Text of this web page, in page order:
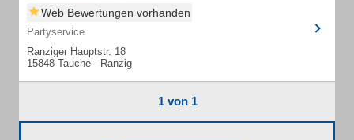
Web Bewertungen vorhanden
Partyservice
Ranziger Hauptstr. 18
15848 Tauche - Ranzig
1 von 1